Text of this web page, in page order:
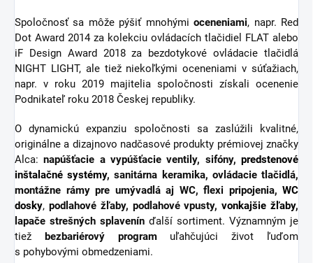
Spoločnosť sa môže pýšiť mnohýmioceneniami, napr. Red
Dot Award 2014 za kolekciu ovládacích tlačidiel FLAT alebo
iF Design Award 2018 za bezdotykové ovládacie tlačidlá
NIGHT LIGHT, ale tiež niekoľkými oceneniami v súťažiach,
napr. v roku 2019 majitelia spoločnosti získali ocenenie
Podnikateľ roku 2018 Českej republiky.
O dynamickú expanziu spoločnosti sa zaslúžili kvalitné,
originálne a dizajnovo nadčasové produkty prémiovej značky
Alca:napúšťacie a vypúšťacie ventily, sifóny,predstenové
inštalačné systémy, sanitárna keramika, ovládacie tlačidlá,
montážne rámy pre umývadlá aj WC, flexi pripojenia, WC
dosky, podlahové žľaby, podlahové vpusty,vonkajšie žľaby,
lapače strešných splavenín ďalší sortiment. Významným je
tiež bezbariérový programuľahčujúci život ľuďom
s pohybovými obmedzeniami.